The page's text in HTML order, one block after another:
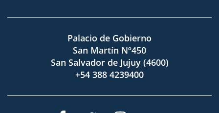
Palacio de Gobierno
San Martín Nº450
San Salvador de Jujuy (4600)
+54 388 4239400